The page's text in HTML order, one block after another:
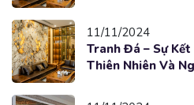
11/11/2024
Tranh Đá – Sự Kết
Thiên Nhiên Và